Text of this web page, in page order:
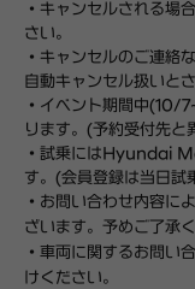
・キャンセルされる場
さい。
・キャンセルのご連絡
自動キャンセル扱いと
・イベント期間中(10/
ります。(予約受付先と
・試乗にはHyundai
す。(会員登録は当日試
・お問い合わせ内容に
ざいます。予めご了承く
・車両に関するお問い
けください。